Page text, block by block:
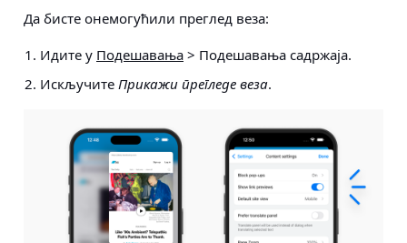
Да бисте онемогућили преглед веза:
Идите у Подешавања > Подешавања садржаја.
Искључите Прикажи прегледе веза.